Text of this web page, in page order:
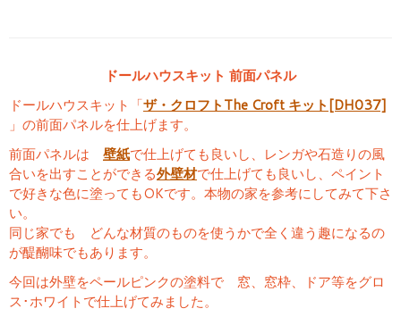
ドールハウスキット 前面パネル
ドールハウスキット「ザ・クロフトThe Croft キット[DH037]
」の前面パネルを仕上げます。
前面パネルは 壁紙で仕上げても良いし、レンガや石造りの風
合いを出すことができる外壁材で仕上げても良いし、ペイント
で好きな色に塗ってもOKです。本物の家を参考にしてみて下さ
い。
同じ家でも どんな材質のものを使うかで全く違う趣になるの
が醍醐味でもあります。
今回は外壁をペールピンクの塗料で 窓、窓枠、ドア等をグロ
ス･ホワイトで仕上げてみました。